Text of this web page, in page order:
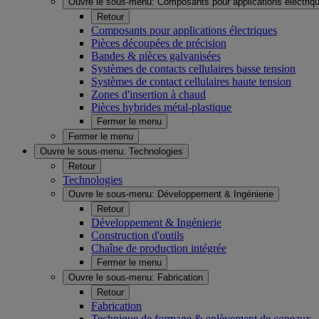
Retour
Composants pour applications électriques
Pièces découpées de précision
Bandes & pièces galvanisées
Systèmes de contacts cellulaires basse tension
Systèmes de contact cellulaires haute tension
Zones d'insertion à chaud
Pièces hybrides métal-plastique
Fermer le menu
Fermer le menu
Ouvre le sous-menu: Technologies
Retour
Technologies
Ouvre le sous-menu: Développement & Ingénierie
Retour
Développement & Ingénierie
Construction d'outils
Chaîne de production intégrée
Fermer le menu
Ouvre le sous-menu: Fabrication
Retour
Fabrication